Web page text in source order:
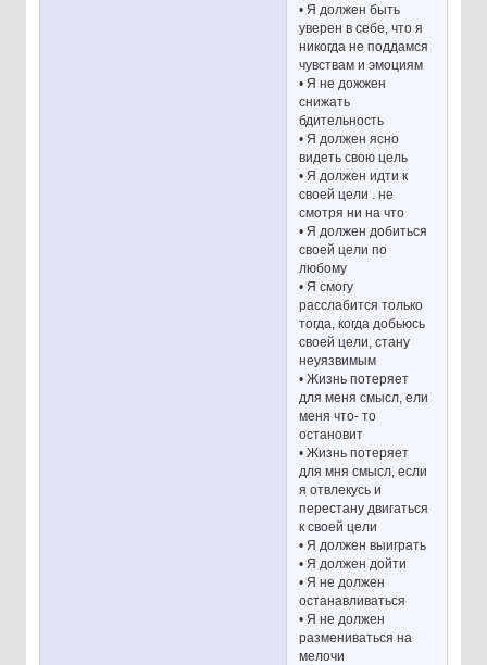
• Я должен быть
уверен в себе, что я
никогда не поддамся
чувствам и эмоциям
• Я не дожжен
снижать
бдительность
• Я должен ясно
видеть свою цель
• Я должен идти к
своей цели . не
смотря ни на что
• Я должен добиться
своей цели по
любому
• Я смогу
расслабится только
тогда, когда добьюсь
своей цели, стану
неуязвимым
• Жизнь потеряет
для меня смысл, ели
меня что- то
остановит
• Жизнь потеряет
для мня смысл, если
я отвлекусь и
перестану двигаться
к своей цели
• Я должен выиграть
• Я должен дойти
• Я не должен
останавливаться
• Я не должен
размениваться на
мелочи